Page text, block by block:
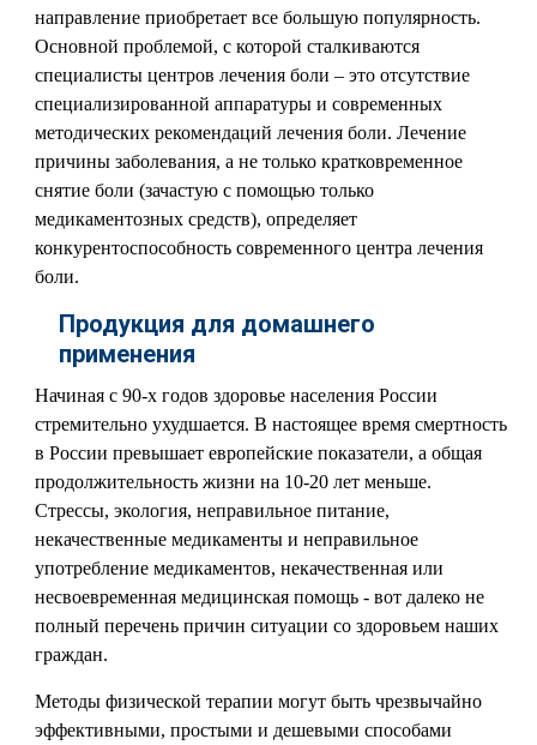
направление приобретает все большую популярность.
Основной проблемой, с которой сталкиваются
специалисты центров лечения боли – это отсутствие
специализированной аппаратуры и современных
методических рекомендаций лечения боли. Лечение
причины заболевания, а не только кратковременное
снятие боли (зачастую с помощью только
медикаментозных средств), определяет
конкурентоспособность современного центра лечения
боли.
Продукция для домашнего
применения
Начиная с 90-х годов здоровье населения России
стремительно ухудшается. В настоящее время смертность
в России превышает европейские показатели, а общая
продолжительность жизни на 10-20 лет меньше.
Стрессы, экология, неправильное питание,
некачественные медикаменты и неправильное
употребление медикаментов, некачественная или
несвоевременная медицинская помощь - вот далеко не
полный перечень причин ситуации со здоровьем наших
граждан.
Методы физической терапии могут быть чрезвычайно
эффективными, простыми и дешевыми способами